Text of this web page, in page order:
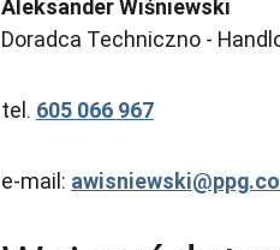
Aleksander Wiśniewski
Doradca Techniczno -
tel. 605 066 967
e-mail: